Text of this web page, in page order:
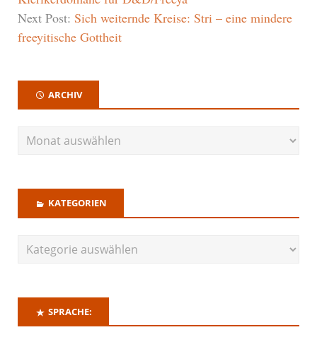
Next Post: Sich weiternde Kreise: Stri – eine mindere
freeyitische Gottheit
ARCHIV
KATEGORIEN
SPRACHE: